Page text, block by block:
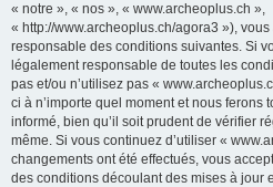
« notre », « nos », « www.archeoplus.ch »,
« http://www.archeoplus.ch/agora3 »),
responsable des conditions suivantes. Si
légalement responsable de toutes les
pas et/ou n’utilisez pas «
ci à n’importe quel moment et nous ferons
informé, bien qu’il soit prudent de vérifier
même. Si vous continuez d’utiliser «
changements ont été effectués, vous
des conditions découlant des mises à jour